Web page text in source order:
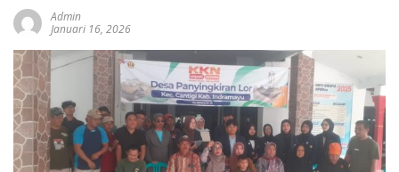
Admin
Januari 16, 2026